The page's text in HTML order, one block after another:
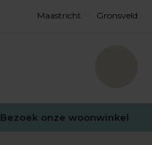
Maastricht Gronsveld
Bezoek onze woonwinkel